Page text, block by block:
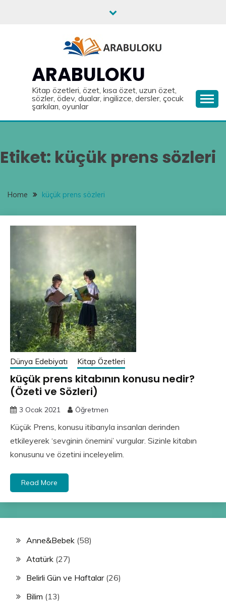
ARABULOKU
Kitap özetleri, özet, kısa özet, uzun özet,
sözler, ödev, dualar, ingilizce, dersler, çocuk
şarkıları, oyunlar
Etiket: küçük prens sözleri
Home küçük prens sözleri
Dünya Edebiyatı Kitap Özetleri
küçük prens kitabının konusu nedir?
(Özeti ve Sözleri)
3 Ocak 2021 Öğretmen
Küçük Prens, konusu itibarıyla insanları derinden
etkileyerek ‘sevginin önemini’ vurgular. Sizinle kitabın
konusunu ve özetini inceleyelim.
Read More
Anne&Bebek (58)
Atatürk (27)
Belirli Gün ve Haftalar(26)
Bilim (13)